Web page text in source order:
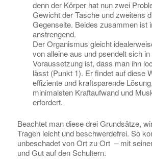
denn der Körper hat nun zwei
Gewicht der Tasche und zweitens
Gegenseite. Beides zusammen ist
anstrengend.
Der Organismus gleicht
von alleine aus und psendelt sich
Voraussetzung ist, dass man ihn
lässt (Punkt 1). Er findet auf diese
effiziente und kraftsparende
minimalsten Kraftaufwand und
erfordert.
Beachtet man diese drei Grundsätze,
Tragen leicht und beschwerdefrei. So
unbeschadet von Ort zu Ort – mit
und Gut auf den Schultern.